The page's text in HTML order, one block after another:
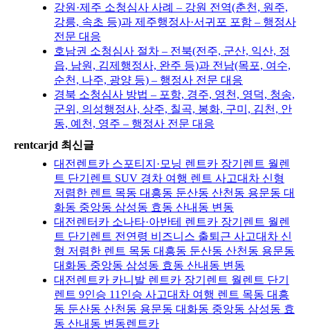
강원·제주 소청심사 사례 – 강원 전역(춘천, 원주,
강릉, 속초 등)과 제주행정사·서귀포 포함 – 행정사
전문 대응
호남권 소청심사 절차 – 전북(전주, 군산, 익산, 정
읍, 남원, 김제행정사, 완주 등)과 전남(목포, 여수,
순천, 나주, 광양 등) – 행정사 전문 대응
경북 소청심사 방법 – 포항, 경주, 영천, 영덕, 청송,
군위, 의성행정사, 상주, 칠곡, 봉화, 구미, 김천, 안
동, 예천, 영주 – 행정사 전문 대응
rentcarjd 최신글
대전렌트카 스포티지·모닝 렌트카 장기렌트 월렌
트 단기렌트 SUV 경차 여행 렌트 사고대차 신형
저렴한 렌트 목동 대흥동 둔산동 산천동 용문동 대
화동 중앙동 삼성동 효동 산내동 변동
대전렌터카 소나타·아반테 렌트카 장기렌트 월렌
트 단기렌트 전연령 비즈니스 출퇴근 사고대차 신
형 저렴한 렌트 목동 대흥동 둔산동 산천동 용문동
대화동 중앙동 삼성동 효동 산내동 변동
대전렌트카 카니발 렌트카 장기렌트 월렌트 단기
렌트 9인승 11인승 사고대차 여행 렌트 목동 대흥
동 둔산동 산천동 용문동 대화동 중앙동 삼성동 효
동 산내동 변동렌트카